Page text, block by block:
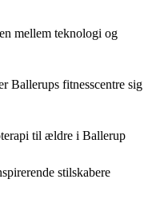
mellem teknologi og
Ballerups fitnesscentre sig
til ældre i Ballerup
stilskabere